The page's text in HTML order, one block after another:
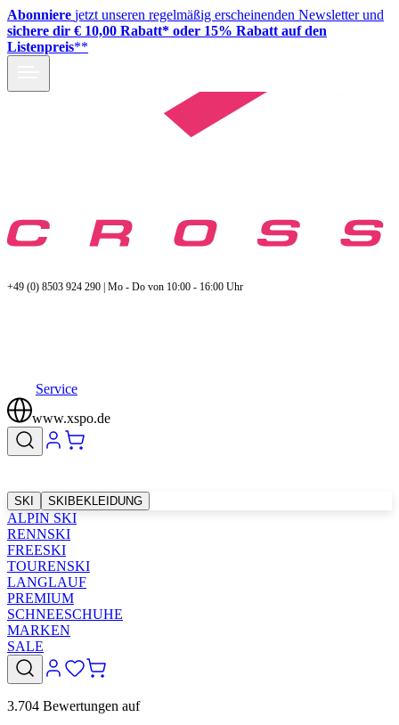
Abonniere jetzt unseren regelmäßig erscheinenden Newsletter und
sichere dir € 10,00 Rabatt* oder 15% Rabatt auf den
Listenpreis**
+49 (0) 8503 924 290 | Mo - Do von 10:00 - 16:00 Uhr
Service
www.xspo.de
SKI SKIBEKLEIDUNG
ALPIN SKI
RENNSKI
FREESKI
TOURENSKI
LANGLAUF
PREMIUM
SCHNEESCHUHE
MARKEN
SALE
3.704 Bewertungen auf